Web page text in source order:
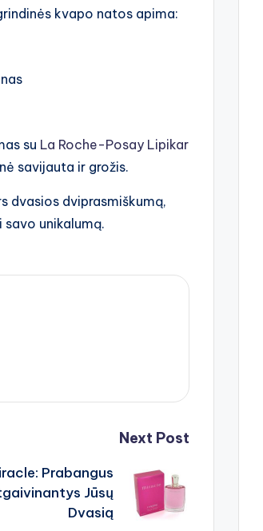
kvapo natos apima:
su La Roche-Posay Lipikar
savijauta ir grožis.
dvasios dviprasmiškumą,
unikalumą.
Next Post
Prabangus
Jūsų
Dvasią